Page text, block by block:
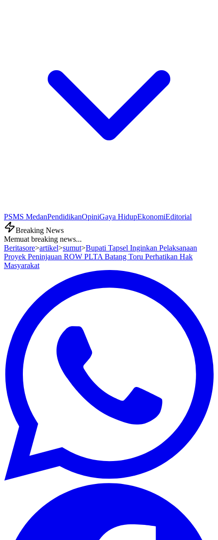
PSMS MedanPendidikanOpiniGaya HidupEkonomiEditorial
Breaking News
Memuat breaking news...
Beritasore>artikel>sumut>Bupati Tapsel Inginkan Pelaksanaan
Proyek Peninjauan ROW PLTA Batang Toru Perhatikan Hak
Masyarakat